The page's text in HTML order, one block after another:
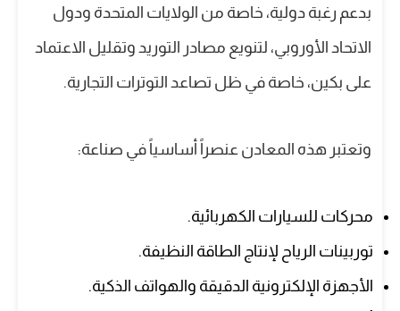
بدعم رغبة دولية، خاصة من الولايات المتحدة ودول
الاتحاد الأوروبي، لتنويع مصادر التوريد وتقليل الاعتماد
على بكين، خاصة في ظل تصاعد التوترات التجارية.
وتعتبر هذه المعادن عنصراً أساسياً في صناعة:
محركات للسيارات الكهربائية.
توربينات الرياح لإنتاج الطاقة النظيفة.
الأجهزة الإلكترونية الدقيقة والهواتف الذكية.